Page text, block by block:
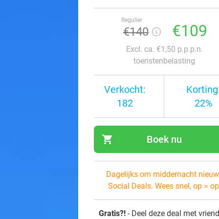
Regulier
€140 €109
Excl. ca. €1,50 p.p.p.n.
toeristenbelasting
Verkocht:
182
22%
shopping_cart Boek nu
Dagelijks om middernacht
Social Deals. Wees snel, op =
Gratis?! - Deel deze deal met